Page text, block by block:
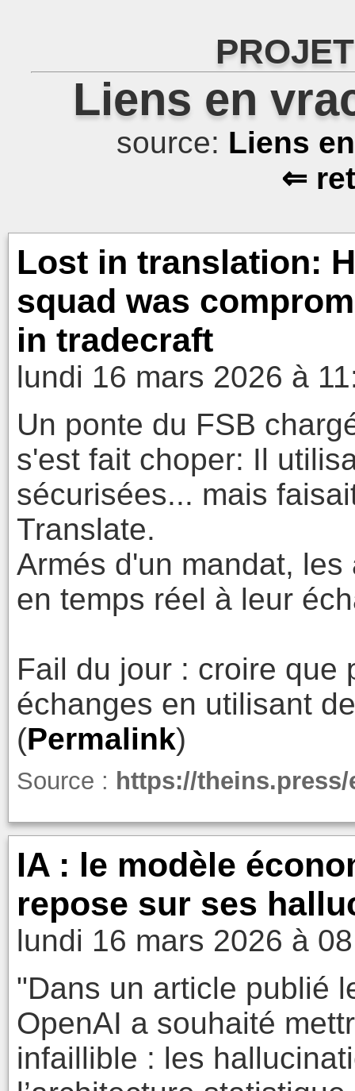
Liens en
source: Liens
⇐
Lost in translation:
squad was
in tradecraft
lundi 16 mars 2026 à
Un ponte du FSB
s'est fait choper: Il
sécurisées... mais
Translate.
Armés d'un mandat,
en temps réel à leur
Fail du jour : croire que
échanges en utilisant
(Permalink)
Source : https://theins.press/
IA : le modèle
repose sur ses
lundi 16 mars 2026 à
"Dans un article publié
OpenAI a souhaité
infaillible : les